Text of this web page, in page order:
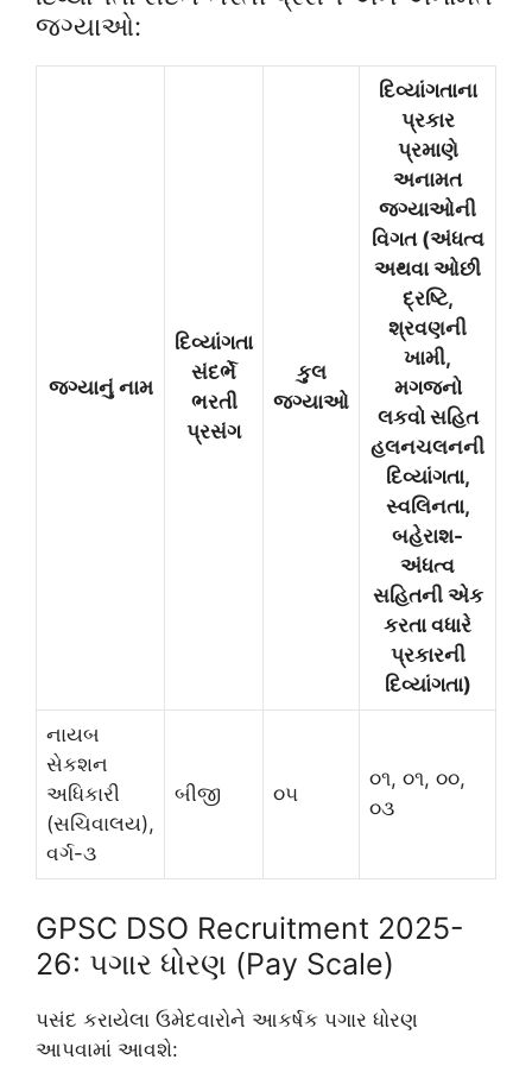
જગ્યાઓ:
જગ્યાનું નામ
દિવ્યાંગતા
સંદર્ભે
ભરતી
પ્રસંગ
કુલ
જગ્યાઓ
દિવ્યાંગતાના
પ્રકાર
પ્રમાણે
અનામત
જગ્યાઓની
વિગત (અંધત્વ
અથવા ઓછી
દ્રષ્ટિ,
શ્રવણની
ખામી,
મગજનો
લકવો સહિત
હલનચલનની
દિવ્યાંગતા,
સ્વલિનતા,
બહેરાશ-
અંધત્વ
સહિતની એક
કરતા વધારે
પ્રકારની
દિવ્યાંગતા)
નાયબ
સેકશન
અધિકારી
(સચિવાલય),
વર્ગ-૩
બીજી ૦૫
૦૧, ૦૧, ૦૦,
૦૩
GPSC DSO Recruitment 2025-
26: પગાર ધોરણ (Pay Scale)
પસંદ કરાયેલા ઉમેદવારોને આકર્ષક પગાર ધોરણ
આપવામાં આવશે: